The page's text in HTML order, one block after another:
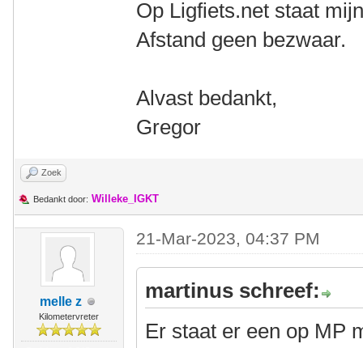
Op Ligfiets.net staat
Afstand geen bezwaar.
Alvast bedankt,
Gregor
Zoek
Bedankt door: Willeke_IGKT
melle z
Kilometervreter
21-Mar-2023, 04:37 PM
martinus schreef:
Er staat er een op MP